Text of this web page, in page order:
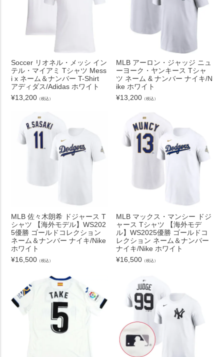
Soccer リオネル・メッシ イン
テル・マイアミ Tシャツ Mess
i x ネーム＆ナンバー T-Shirt
アディダス/Adidas ホワイト
¥13,200 （税込）
MLB アーロン・ジャッジ ニュ
ーヨーク・ヤンキース Tシャ
ツ ネーム & ナンバー ナイキ/N
ike ホワイト
¥13,200 （税込）
MLB 佐々木朗希 ドジャース T
シャツ 【海外モデル】WS202
5優勝 ゴールドコレクション
ネーム＆ナンバー ナイキ/Nike
ホワイト
¥16,500 （税込）
MLB マックス・マンシー ドジ
ャース Tシャツ 【海外モデ
ル】WS2025優勝 ゴールドコ
レクション ネーム＆ナンバー
ナイキ/Nike ホワイト
¥16,500 （税込）